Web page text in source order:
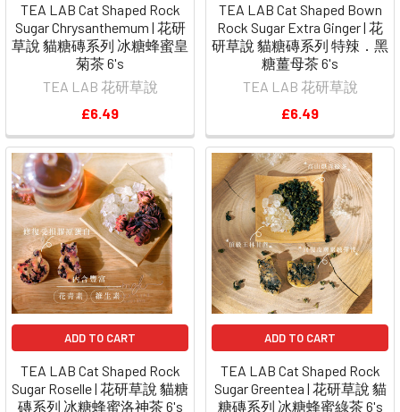
TEA LAB Cat Shaped Rock
Sugar Chrysanthemum | 花研
草說 貓糖磚系列 冰糖蜂蜜皇
菊茶 6's
TEA LAB 花研草說
£6.49
TEA LAB Cat Shaped Bown
Rock Sugar Extra Ginger | 花
研草說 貓糖磚系列 特辣．黑
糖薑母茶 6's
TEA LAB 花研草說
£6.49
ADD TO CART
TEA LAB Cat Shaped Rock
Sugar Roselle | 花研草說 貓糖
磚系列 冰糖蜂蜜洛神茶 6's
ADD TO CART
TEA LAB Cat Shaped Rock
Sugar Greentea | 花研草說 貓
糖磚系列 冰糖蜂蜜綠茶 6's